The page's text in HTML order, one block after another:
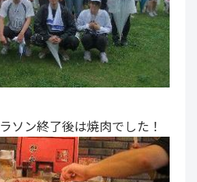
ソン終了後は焼肉でした！